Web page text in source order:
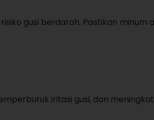
gusi berdarah. Pastikan minum
iritasi gusi, dan